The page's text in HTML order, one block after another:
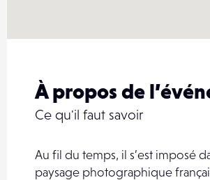
À propos de
Ce qu'il faut savoir
Au fil du temps, il s’est imposé
paysage photographique